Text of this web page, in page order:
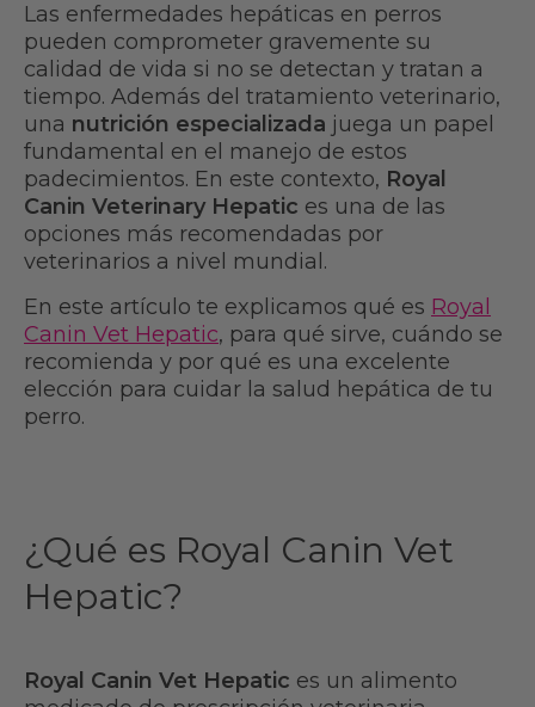
Las enfermedades hepáticas en perros
pueden comprometer gravemente su
calidad de vida si no se detectan y tratan a
tiempo. Además del tratamiento veterinario,
una nutrición especializada juega un papel
fundamental en el manejo de estos
padecimientos. En este contexto, Royal
Canin Veterinary Hepatic es una de las
opciones más recomendadas por
veterinarios a nivel mundial.
En este artículo te explicamos qué es Royal
Canin Vet Hepatic, para qué sirve, cuándo se
recomienda y por qué es una excelente
elección para cuidar la salud hepática de tu
perro.
¿Qué es Royal Canin Vet
Hepatic?
Royal Canin Vet Hepatic es un alimento